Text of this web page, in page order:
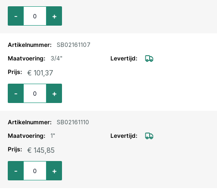
Aantal voor Magneetventiel 2/2 weg messing NC NBR 230 V AC 1/2"
+
-
SB02161107
3/4"
€ 101,37
Aantal voor Magneetventiel 2/2 weg messing NC NBR 230 V AC 3/4"
+
-
SB02161110
1"
€ 145,85
Aantal voor Magneetventiel 2/2 weg messing NC NBR 230 V AC 1"
+
-